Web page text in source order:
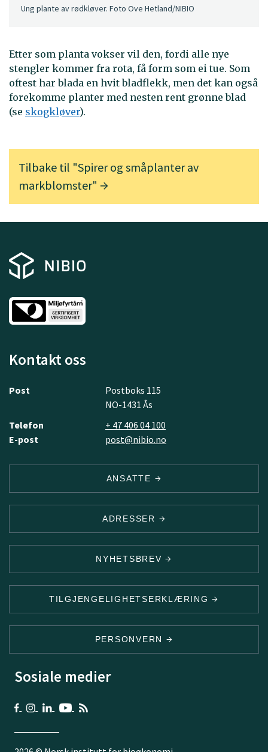
Tilbake til "Spirer og småplanter av
markblomster"
Ung plante av rødkløver. Foto Ove Hetland/NIBIO
Etter som planta vokser vil den, fordi alle nye
stengler kommer fra rota, få form som ei tue. Som
oftest har blada en hvit bladflekk, men det kan også
forekomme planter med nesten rent grønne blad
(se skogkløver).
Kontakt oss
Post
Postboks 115
NO-1431 Ås
Telefon
+ 47 406 04 100
E-post
post@nibio.no
ANSATTE
ADRESSER
NYHETSBREV
TILGJENGELIGHETSERKLÆRING
PERSONVERN
Sosiale medier